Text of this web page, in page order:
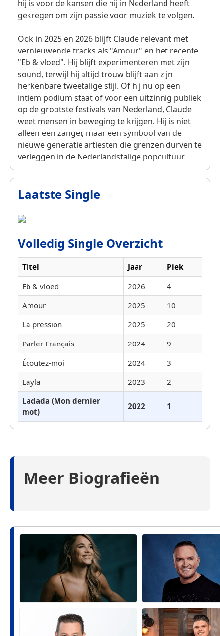
hij is voor de kansen die hij in Nederland heeft
gekregen om zijn passie voor muziek te volgen.
Ook in 2025 en 2026 blijft Claude relevant met
vernieuwende tracks als "Amour" en het recente
"Eb & vloed". Hij blijft experimenteren met zijn
sound, terwijl hij altijd trouw blijft aan zijn
herkenbare tweetalige stijl. Of hij nu op een
intiem podium staat of voor een uitzinnig publiek
op de grootste festivals van Nederland, Claude
weet mensen in beweging te krijgen. Hij is niet
alleen een zanger, maar een symbool van de
nieuwe generatie artiesten die grenzen durven te
verleggen in de Nederlandstalige popcultuur.
Laatste Single
Volledig Single Overzicht
Titel Jaar
Piek
Eb & vloed
2026
4
Amour
2025
10
La pression
2025
20
Parler Français
2024
9
Écoutez-moi
2024
3
Layla
2023
2
Ladada (Mon dernier
mot)
2022 1
Meer Biografieën